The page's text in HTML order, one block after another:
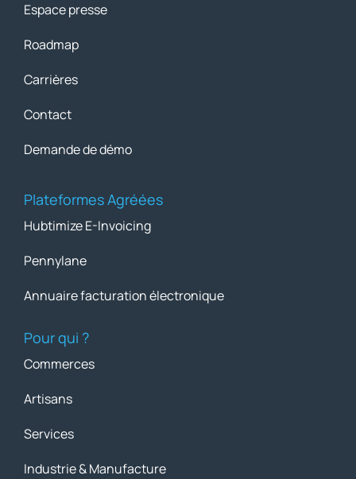
Espace presse
Roadmap
Carrières
Contact
Demande de démo
Plateformes Agréées
Hubtimize E-Invoicing
Pennylane
Annuaire facturation électronique
Pour qui ?
Commerces
Artisans
Services
Industrie & Manufacture